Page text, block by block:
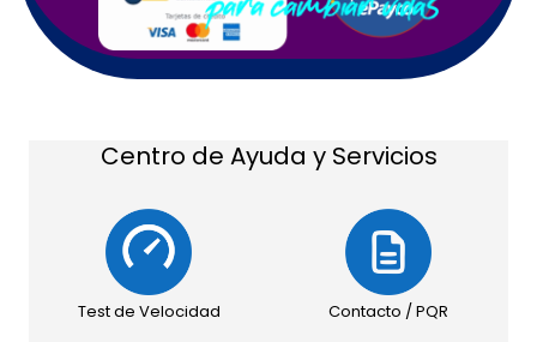
Centro de Ayuda y Servicios
Test de Velocidad Contacto / PQR